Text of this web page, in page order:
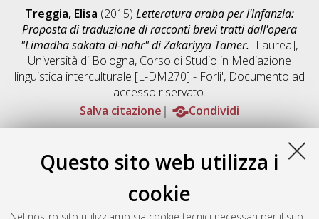
Questo sito web utilizza i
cookie
Treggia, Elisa (2015) Letteratura araba per l'infanzia:
Proposta di traduzione di racconti brevi tratti dall'opera
"Limadha sakata al-nahr" di Zakariyya Tamer. [Laurea],
Università di Bologna, Corso di Studio in Mediazione
linguistica interculturale [L-DM270] - Forli', Documento ad
accesso riservato.
Salva citazione
Condividi
Documenti full-text disponibili:
Documento PDF
Full-text non accessibile
Download (697kB) |